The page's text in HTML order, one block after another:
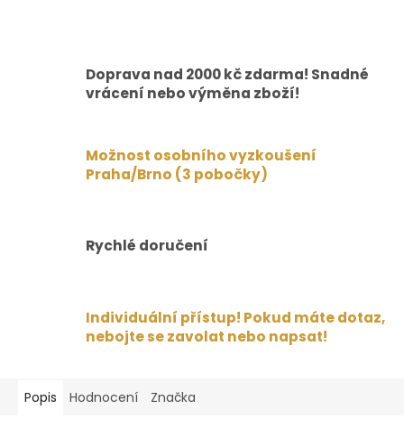
Doprava nad 2000 kč zdarma! Snadné
vrácení nebo výměna zboží!
Možnost osobního vyzkoušení
Praha/Brno (3 pobočky)
Rychlé doručení
Individuální přístup! Pokud máte dotaz,
nebojte se zavolat nebo napsat!
Popis Hodnocení Značka